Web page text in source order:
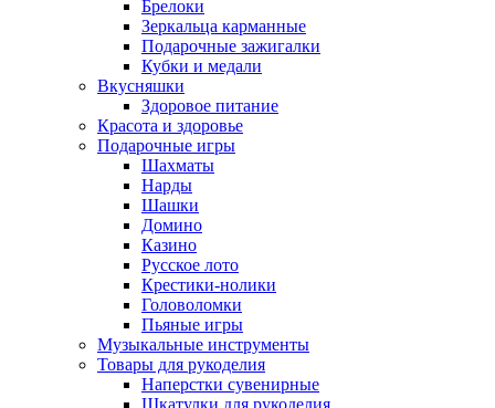
Брелоки
Зеркальца карманные
Подарочные зажигалки
Кубки и медали
Вкусняшки
Здоровое питание
Красота и здоровье
Подарочные игры
Шахматы
Нарды
Шашки
Домино
Казино
Русское лото
Крестики-нолики
Головоломки
Пьяные игры
Музыкальные инструменты
Товары для рукоделия
Наперстки сувенирные
Шкатулки для рукоделия